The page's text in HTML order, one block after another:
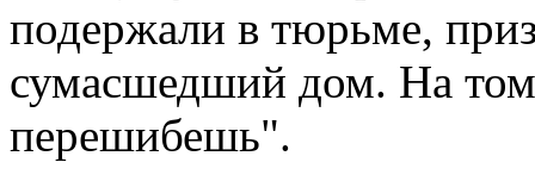
подержали в тюрьме,
сумасшедший дом. На
перешибешь".